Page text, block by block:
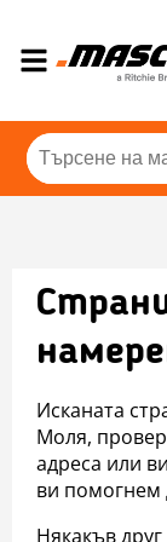
Исканата
Моля,
адреса или
ви помогнем
Някакъв